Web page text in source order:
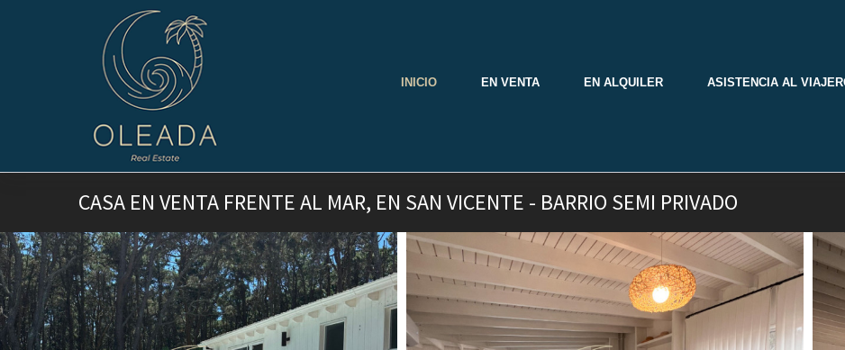
INICIO EN VENTA EN ALQUILER ASISTENCIA AL
CASA EN VENTA FRENTE AL MAR, EN SAN VICENTE - BARRIO SEMI PRIVADO